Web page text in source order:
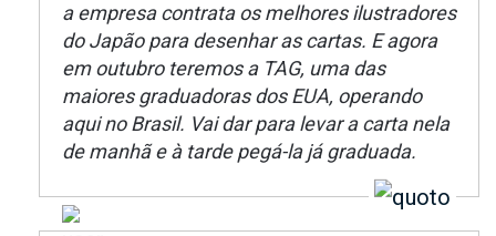
a empresa contrata os melhores ilustradores
do Japão para desenhar as cartas. E agora
em outubro teremos a TAG, uma das
maiores graduadoras dos EUA, operando
aqui no Brasil. Vai dar para levar a carta nela
de manhã e à tarde pegá-la já graduada.